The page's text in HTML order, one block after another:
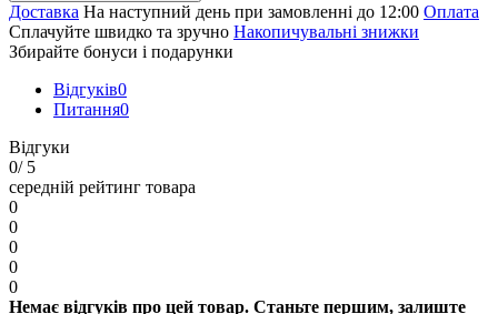
Доставка На наступний день при замовленні до 12:00 Оплата
Сплачуйте швидко та зручно Накопичувальні знижки
Збирайте бонуси і подарунки
Відгуків0
Питання0
Відгуки
0/ 5
середній рейтинг товара
0
0
0
0
0
Немає відгуків про цей товар. Станьте першим, залиште